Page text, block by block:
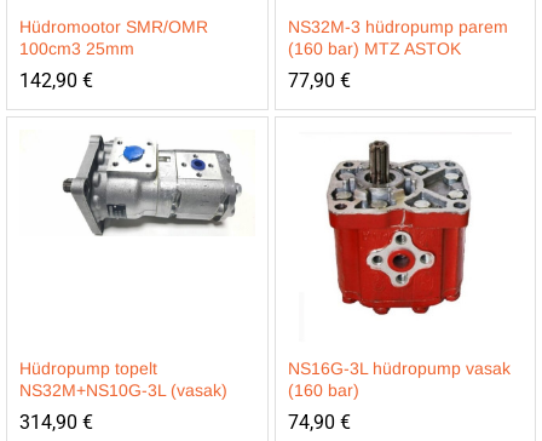
Hüdromootor SMR/OMR
100cm3 25mm
142,90 €
NS32M-3 hüdropump parem
(160 bar) MTZ ASTOK
77,90 €
Hüdropump topelt
NS32M+NS10G-3L (vasak)
314,90 €
NS16G-3L hüdropump vasak
(160 bar)
74,90 €